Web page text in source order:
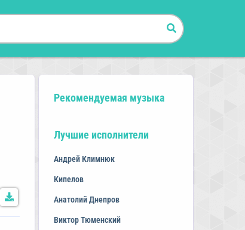
Рекомендуемая музыка
Лучшие исполнители
Андрей Климнюк
Кипелов
Анатолий Днепров
Виктор Тюменский